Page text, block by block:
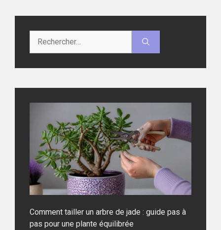
Comment tailler un arbre de jade : guide pas à
pas pour une plante équilibrée